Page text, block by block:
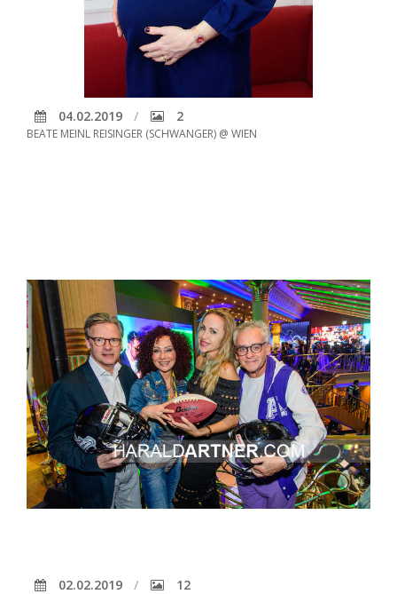
04.02.2019 2
BEATE MEINL REISINGER (SCHWANGER) @ WIEN
02.02.2019 12